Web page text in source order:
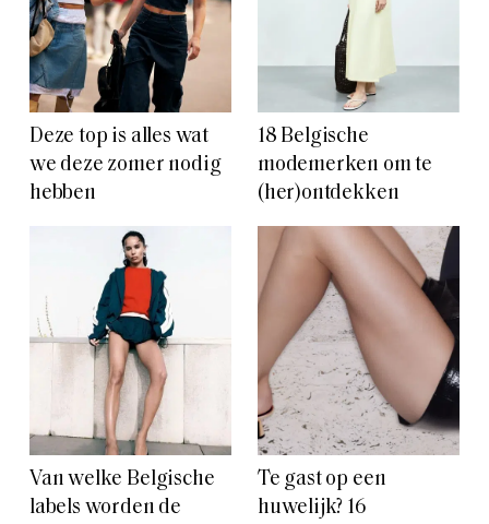
Deze top is alles wat
we deze zomer nodig
hebben
18 Belgische
modemerken om te
(her)ontdekken
Van welke Belgische
labels worden de
Te gast op een
huwelijk? 16